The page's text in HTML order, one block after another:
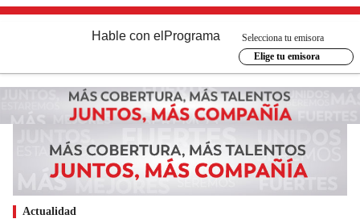
Hable con el Programa
Selecciona tu emisora
Elige tu emisora
Actualidad